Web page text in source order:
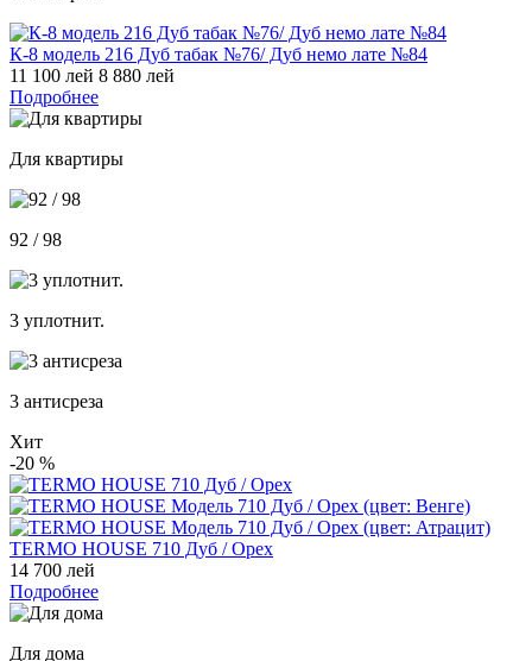
К-8 модель 216 Дуб табак №76/ Дуб немо лате №84
11 100 лей 8 880 лей
Подробнее
Для квартиры
92 / 98
3 уплотнит.
3 антисреза
Хит
-20 %
TERMO HOUSE 710 Дуб / Орех
14 700 лей
Подробнее
Для дома